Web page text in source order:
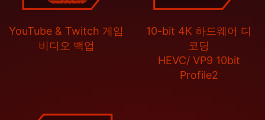
YouTube & Twitch 게임
비디오 백업
10-bit 4K 하드웨어 디
코딩
HEVC/ VP9 10bit
Profile2